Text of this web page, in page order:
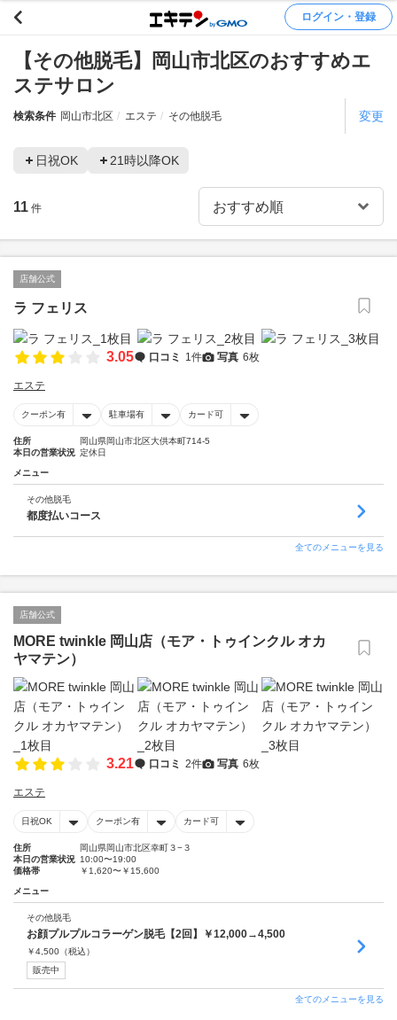
ログイン・登録
【その他脱毛】岡山市北区のおすすめエ
ステサロン
検索条件 岡山市北区 エステ その他脱毛 変更
日祝OK 21時以降OK
11 件
店舗公式
ラ フェリス
3.05 口コミ 1件 写真 6枚
エステ
クーポン有 駐車場有 カード可
住所
岡山県岡山市北区大供本町714-5
本日の営業状況 定休日
メニュー
その他脱毛
都度払いコース
全てのメニューを見る
店舗公式
MORE twinkle 岡山店（モア・トゥインクル オカ
ヤマテン）
3.21 口コミ 2件 写真 6枚
エステ
日祝OK クーポン有 カード可
住所
岡山県岡山市北区幸町３−３
本日の営業状況 10:00〜19:00
価格帯
￥1,620〜￥15,600
メニュー
その他脱毛
お顔プルプルコラーゲン脱毛【2回】￥12,000→4,500
￥4,500 （税込）
販売中
全てのメニューを見る